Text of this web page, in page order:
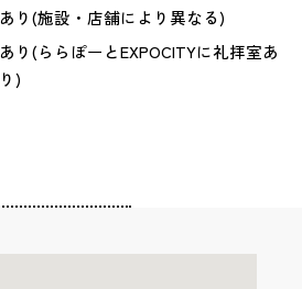
あり(施設・店舗により異なる)
あり(ららぽーとEXPOCITYに礼拝室あ
り)